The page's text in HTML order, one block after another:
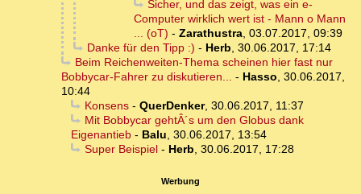
Sicher, und das zeigt, was ein e-
Computer wirklich wert ist - Mann o Mann
... (oT) - Zarathustra, 03.07.2017, 09:39
Danke für den Tipp :) - Herb, 30.06.2017, 17:14
Beim Reichenweiten-Thema scheinen hier fast nur
Bobbycar-Fahrer zu diskutieren... - Hasso, 30.06.2017,
10:44
Konsens- QuerDenker, 30.06.2017, 11:37
Mit Bobbycar gehtÂ´s um den Globus dank
Eigenantieb - Balu, 30.06.2017, 13:54
Super Beispiel- Herb, 30.06.2017, 17:28
Werbung